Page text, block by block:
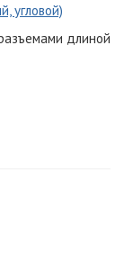
угловой)
длиной